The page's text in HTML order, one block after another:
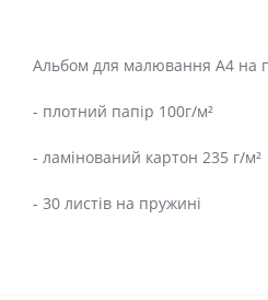
Альбом для малювання А4 на
- плотний папір 100г/м²
- ламінований картон 235 г/м²
- 30 листів на пружині